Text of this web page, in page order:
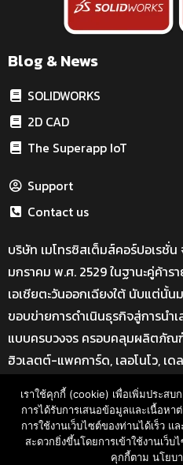
Blog & News
SOLIDWORKS
2D CAD
The Superapp IoT
Support
Contact us
บริษัท เมโทรซิสเต็มส์คอร์ปอเรชั่
มกราคม พ.ศ. 2529 ในฐานะคู่ค้าร
เอเชียตะวันออกเฉียงใต้ นับแต่นั้น
ขอบข่ายการดำเนินธุรกิจสู่การนำ
แบบครบวงจร ครอบคลุมผลิตภัณ
ฮิวเลตต์-แพคการ์ด, เลอโนโว, เด
ซอฟท์, โซลิดเวิร์ค และอีกมากมาย
ที่อยู่ : Bangkok Advance
ชั้น 16 ถนนพหลโยธิน พญาไท ก
Call: 02-089-4145
เราใช้คุกกี้ (cookie) เพื่อเพิ่มประส
การได้รับการเสนอข้อมูลและเนื้อหา
การใช้งานเว็บไซต์ของท่านได้เร็ว แ
สะดวกยิ่งขึ้นโดยการเข้าใช้งานเว็
คุกกี้ตาม นโยบ